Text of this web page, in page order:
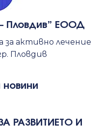
Пловдив” ЕООД
за активно лечение
Пловдив
РАЗВИТИЕТО И